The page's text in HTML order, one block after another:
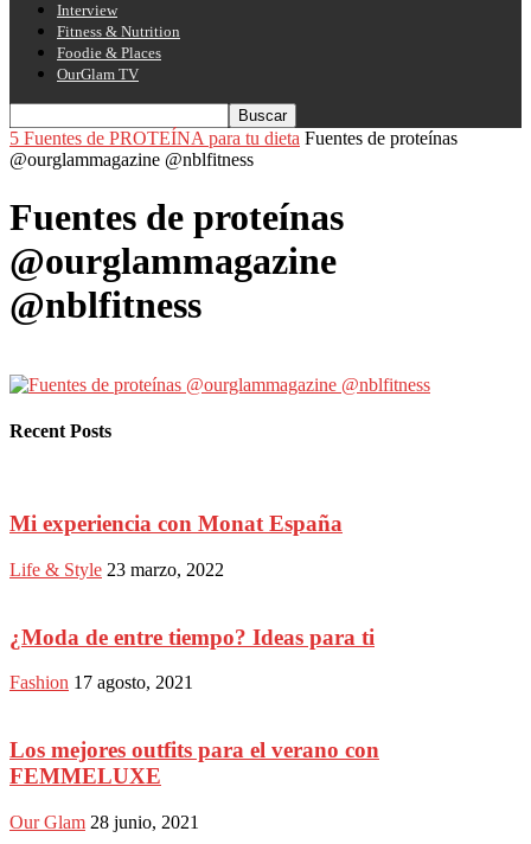
Interview
Fitness & Nutrition
Foodie & Places
OurGlam TV
5 Fuentes de PROTEÍNA para tu dieta Fuentes de proteínas
@ourglammagazine @nblfitness
Fuentes de proteínas
@ourglammagazine
@nblfitness
Recent Posts
Mi experiencia con Monat España
Life & Style 23 marzo, 2022
¿Moda de entre tiempo? Ideas para ti
Fashion 17 agosto, 2021
Los mejores outfits para el verano con
FEMMELUXE
Our Glam 28 junio, 2021